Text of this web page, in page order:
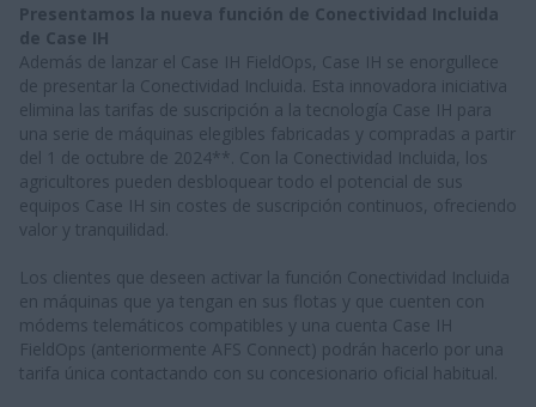
Presentamos la nueva función de Conectividad Incluida
de Case IH
Además de lanzar el Case IH FieldOps, Case IH se enorgullece
de presentar la Conectividad Incluida. Esta innovadora iniciativa
elimina las tarifas de suscripción a la tecnología Case IH para
una serie de máquinas elegibles fabricadas y compradas a partir
del 1 de octubre de 2024**. Con la Conectividad Incluida, los
agricultores pueden desbloquear todo el potencial de sus
equipos Case IH sin costes de suscripción continuos, ofreciendo
valor y tranquilidad.
Los clientes que deseen activar la función Conectividad Incluida
en máquinas que ya tengan en sus flotas y que cuenten con
módems telemáticos compatibles y una cuenta Case IH
FieldOps (anteriormente AFS Connect) podrán hacerlo por una
tarifa única contactando con su concesionario oficial habitual.